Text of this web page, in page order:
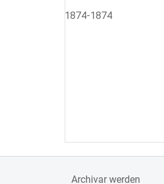
1874-1874
Archivar werden